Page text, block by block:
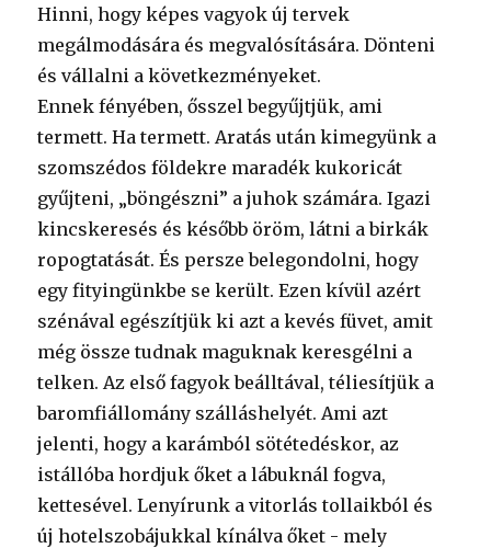
Hinni, hogy képes vagyok új tervek
megálmodására és megvalósítására. Dönteni
és vállalni a következményeket.
Ennek fényében, ősszel begyűjtjük, ami
termett. Ha termett. Aratás után kimegyünk a
szomszédos földekre maradék kukoricát
gyűjteni, „böngészni” a juhok számára. Igazi
kincskeresés és később öröm, látni a birkák
ropogtatását. És persze belegondolni, hogy
egy fityingünkbe se került. Ezen kívül azért
szénával egészítjük ki azt a kevés füvet, amit
még össze tudnak maguknak keresgélni a
telken. Az első fagyok beálltával, téliesítjük a
baromfiállomány szálláshelyét. Ami azt
jelenti, hogy a karámból sötétedéskor, az
istállóba hordjuk őket a lábuknál fogva,
kettesével. Lenyírunk a vitorlás tollaikból és
új hotelszobájukkal kínálva őket - mely